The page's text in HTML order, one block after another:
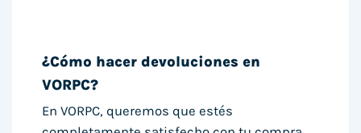
¿Cómo hacer devoluciones en
VORPC?
En VORPC, queremos que estés